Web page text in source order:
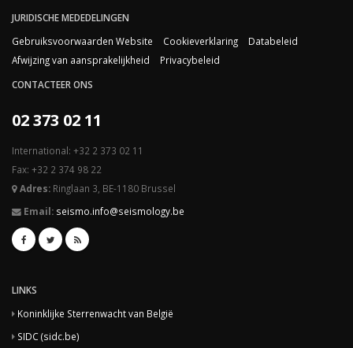
JURIDISCHE MEDEDELINGEN
Gebruiksvoorwaarden Website
Cookieverklaring
Databeleid
Afwijzing van aansprakelijkheid
Privacybeleid
CONTACTEER ONS
02 373 02 11
International: +32 2 373 02 11
Fax: +32 2 374 98 22
Adres: Ringlaan 3, BE-1180 Brussel
Email: seismo.info@seismology.be
LINKS
Koninklijke Sterrenwacht van België
SIDC (sidc.be)